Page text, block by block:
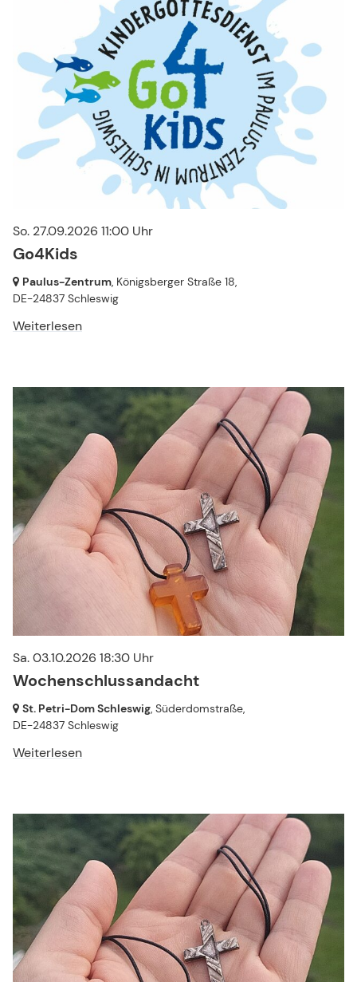
So. 27.09.2026 11:00 Uhr
Go4Kids
Paulus-Zentrum, Königsberger Straße 18,
DE-24837 Schleswig
Weiterlesen
Sa. 03.10.2026 18:30 Uhr
Wochenschlussandacht
St. Petri-Dom Schleswig, Süderdomstraße,
DE-24837 Schleswig
Weiterlesen